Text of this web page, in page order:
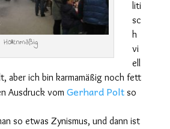
Höllenmäßig
liti
sc
h
vi
ell
aber ich bin karmamäßig noch fett
Ausdruck vom Gerhard Poltso
so etwas Zynismus, und dann ist